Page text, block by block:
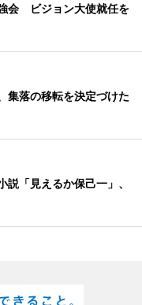
会 ビジョン大使就任を
集落の移転を決定づけた
「見えるか保己一」、